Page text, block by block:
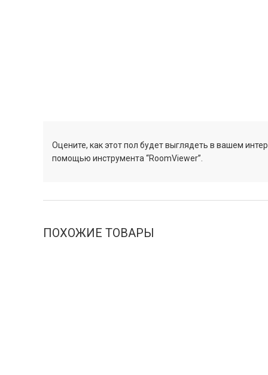
Оцените, как этот пол будет выглядеть в вашем
помощью инструмента “RoomViewer”.
ПОХОЖИЕ ТОВАРЫ